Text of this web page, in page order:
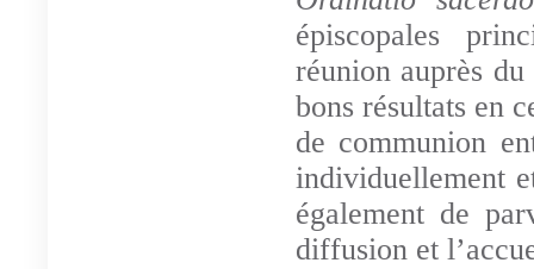
épiscopales
réunion auprès
bons résultats en
de communion
individuellement
également de
diffusion et